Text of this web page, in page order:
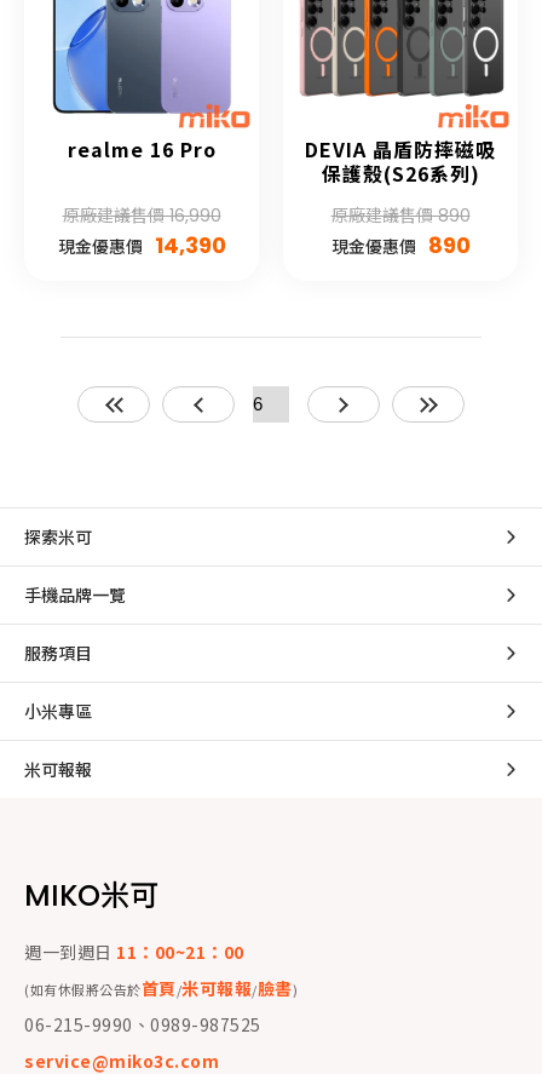
realme 16 Pro
原廠建議售價 16,990
現金優惠價 14,390
DEVIA 晶盾防摔磁吸
保護殼(S26系列)
原廠建議售價 890
現金優惠價 890
探索米可
手機品牌一覽
服務項目
小米專區
米可報報
MIKO米可
週一到週日 11：00~21：00
(如有休假將公告於首頁/米可報報/臉書)
06-215-9990、0989-987525
service@miko3c.com